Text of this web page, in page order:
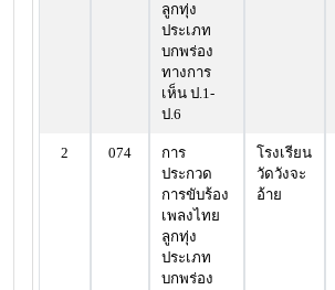
ลูกทุ่ง
ประเภท
บกพร่อง
ทางการ
เห็น ป.1-
ป.6
2 074
การ
ประกวด
การขับร้อง
เพลงไทย
ลูกทุ่ง
ประเภท
บกพร่อง
โรงเรียน
วัดวังจะ
อ้าย